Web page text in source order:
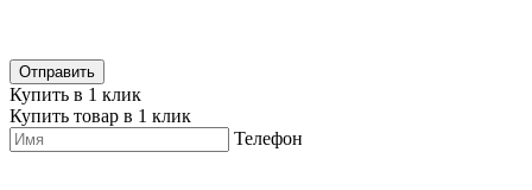
Купить в 1 клик
Купить товар в 1 клик
Телефон